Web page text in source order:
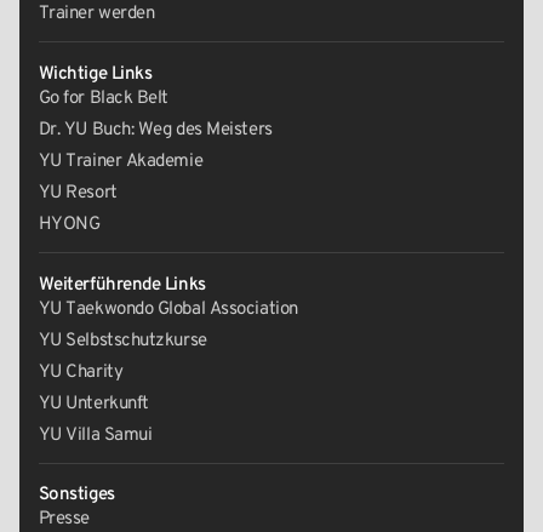
Trainer werden
Wichtige Links
Go for Black Belt
Dr. YU Buch: Weg des Meisters
YU Trainer Akademie
YU Resort
HYONG
Weiterführende Links
YU Taekwondo Global Association
YU Selbstschutzkurse
YU Charity
YU Unterkunft
YU Villa Samui
Sonstiges
Presse